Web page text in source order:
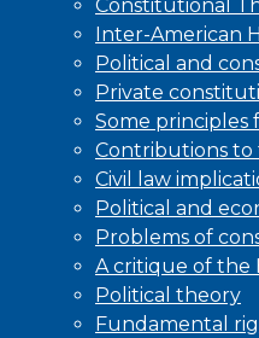
Constitutional
Inter-American
Political and
Private
Some principles
Contributions
Civil law
Political and
Problems of
A critique of
Political theory
Fundamental